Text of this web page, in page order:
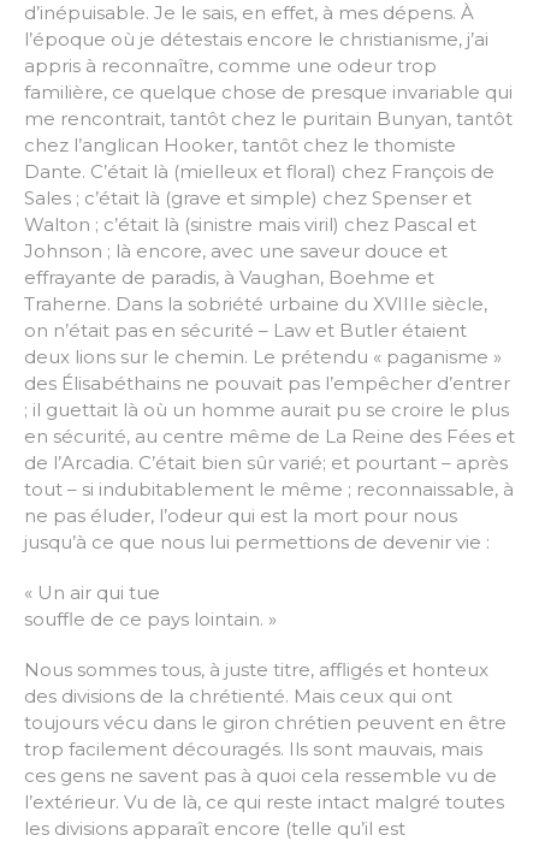
d’inépuisable. Je le sais, en effet, à mes dépens. À
l’époque où je détestais encore le christianisme, j’ai
appris à reconnaître, comme une odeur trop
familière, ce quelque chose de presque invariable qui
me rencontrait, tantôt chez le puritain Bunyan, tantôt
chez l’anglican Hooker, tantôt chez le thomiste
Dante. C’était là (mielleux et floral) chez François de
Sales ; c’était là (grave et simple) chez Spenser et
Walton ; c’était là (sinistre mais viril) chez Pascal et
Johnson ; là encore, avec une saveur douce et
effrayante de paradis, à Vaughan, Boehme et
Traherne. Dans la sobriété urbaine du XVIIIe siècle,
on n’était pas en sécurité – Law et Butler étaient
deux lions sur le chemin. Le prétendu « paganisme »
des Élisabéthains ne pouvait pas l’empêcher d’entrer
; il guettait là où un homme aurait pu se croire le plus
en sécurité, au centre même de La Reine des Fées et
de l’Arcadia. C’était bien sûr varié; et pourtant – après
tout – si indubitablement le même ; reconnaissable, à
ne pas éluder, l’odeur qui est la mort pour nous
jusqu’à ce que nous lui permettions de devenir vie :
« Un air qui tue
souffle de ce pays lointain. »
Nous sommes tous, à juste titre, affligés et honteux
des divisions de la chrétienté. Mais ceux qui ont
toujours vécu dans le giron chrétien peuvent en être
trop facilement découragés. Ils sont mauvais, mais
ces gens ne savent pas à quoi cela ressemble vu de
l’extérieur. Vu de là, ce qui reste intact malgré toutes
les divisions apparaît encore (telle qu’il est